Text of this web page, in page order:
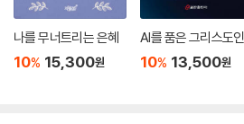
나를 무너트리는 은혜
10% 15,300원
AI를 품은 그리스도인
10% 13,500원